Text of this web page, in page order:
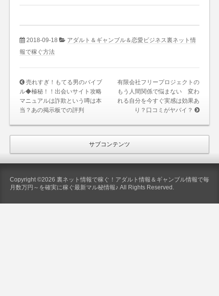
2018-09-18
アダルト＆ギャンブル＆恋愛ビジネス裏ネット情
報で稼ぐ方法
売れすぎ！もてる男のバイブ
ル◆極秘！！出会いサイト攻略
マニュアルは詐欺という噂は本
当？あの掲示板での評判
有限会社フリープロジェクトの
もう人間関係で悩まない 変わ
れる自分を今すぐ実感は効果あ
り？口コミがヤバイ？
サブコンテンツ
Copyright ©2026 裏ネット情報で稼ぐ！アダルト情報＆ギャンブル情報で毎
月数万円～を確実に稼ぐ最新マル秘情報♪ All Rights Reserved.